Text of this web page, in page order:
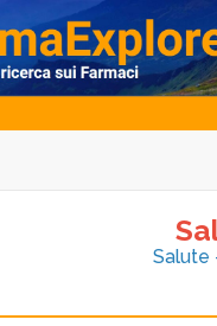
Salute